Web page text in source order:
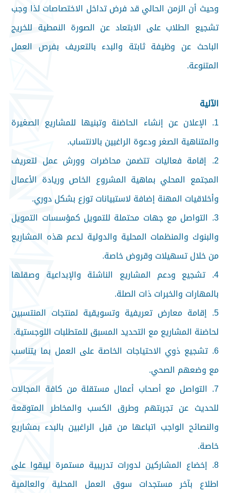
وحيث أن الزمن الحالي قد فرض تداخل الاختصاصات لذا وجب
تشجيع الطلاب على الابتعاد عن الصورة النمطية للخريج
الباحث عن وظيفة ثابتة والبدء بالتعريف بفرص العمل
المتنوعة.
الآلية
1. الإعلان عن إنشاء الحاضنة وتبنيها للمشاريع الصغيرة
والمتناهية الصغر ودعوة الراغبين بالانتساب.
2. إقامة فعاليات تتضمن محاضرات وورش عمل لتعريف
المجتمع المحلي بماهية المشروع الخاص وريادة الأعمال
وأخلاقيات المهنة إضافة لاستبيانات توزع بشكل دوري.
3. التواصل مع جهات محتملة للتمويل كمؤسسات التمويل
والبنوك والمنظمات المحلية والدولية لدعم هذه المشاريع
من خلال تسهيلات وقروض خاصة.
4. تشجيع ودعم المشاريع الناشئة والإبداعية وصقلها
بالمهارات والخبرات ذات الصلة.
5. إقامة معارض تعريفية وتسويقية لمنتجات المنتسبين
لحاضنة المشاريع مع التحديد المسبق للمتطلبات اللوجستية.
6. تشجيع ذوي الاحتياجات الخاصة على العمل بما يتناسب
مع وضعهم الصحي.
7. التواصل مع أصحاب أعمال مستقلة من كافة المجالات
للحديث عن تجربتهم وطرق الكسب والمخاطر المتوقعة
والنصائح الواجب اتباعها من قبل الراغبين بالبدء بمشاريع
خاصة.
8. إخضاع المشاركين لدورات تدريبية مستمرة ليبقوا على
اطلاع بآخر مستجدات سوق العمل المحلية والعالمية